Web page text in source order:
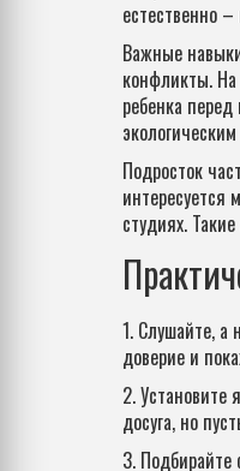
естественно
Важные
конфликты. На
ребенка
Подросток
интересуется
студиях.
1. Слушайте, а
доверие и
2. Установите
досуга, но
3.